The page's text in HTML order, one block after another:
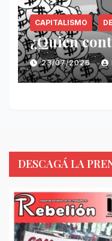
CAPITALISMO
¿Quién
23/07/2026
DESCAGÁ LA